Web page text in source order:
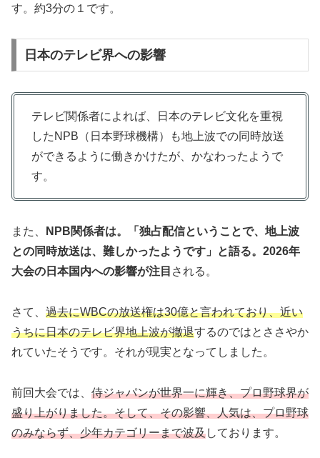
す。約3分の１です。
日本のテレビ界への影響
テレビ関係者によれば、日本のテレビ文化を重視
したNPB（日本野球機構）も地上波での同時放送
ができるように働きかけたが、かなわったようで
す。
また、
NPB関係者は。「独占配信ということで、地上波
との同時放送は、難しかったようです」と語る。2026年
大会の日本国内への影響が注目 される。
さて、 過去にWBCの放送権は30億と言われており、近い
うちに日本のテレビ界地上波が撤退するのではとささやか
れていたそうです。それが現実となってしました。
前回大会では、 侍ジャパンが世界一に輝き、プロ野球界が
盛り上がりました。そして、その影響、人気は、プロ野球
のみならず、少年カテゴリーまで波及しております。